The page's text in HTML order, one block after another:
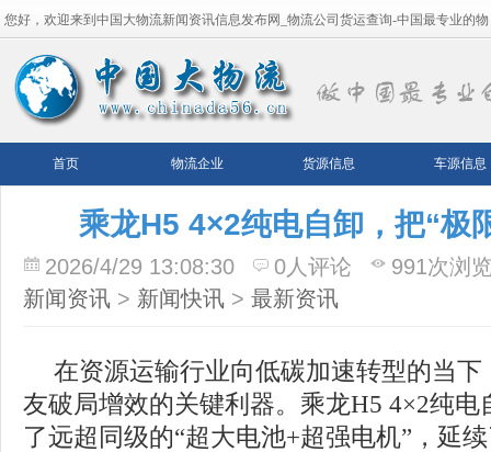
您好，欢迎来到中国大物流新闻资讯信息发布网_物流公司货运查询-中国最专业的物
流平台！
首页 物流企业 货源信息 车源信息
乘龙H5 4×2纯电自卸，把“极
2026/4/29 13:08:30 0人评论
991次浏
新闻资讯 > 新闻快讯 > 最新资讯
在资源运输行业向低碳加速转型的当
友破局增效的关键利器。乘龙H5 4×2纯
了远超同级的“超大电池+超强电机”，延